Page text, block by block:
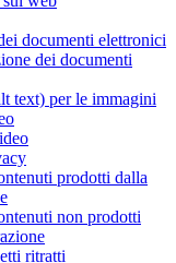
documenti elettronici
dei documenti
text) per le immagini
prodotti dalla
non prodotti
ritratti